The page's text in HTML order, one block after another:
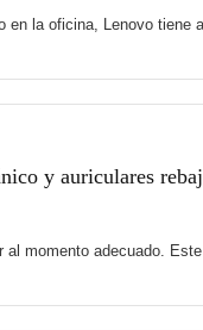
la oficina, Lenovo tiene
y auriculares
momento adecuado.